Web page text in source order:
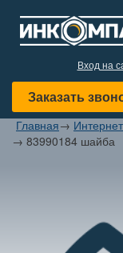
Вход на
Заказать
Главная→
→ 83990184 шайба